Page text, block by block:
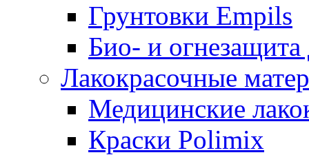
Грунтовки Empils
Био- и
Лакокрасочные
Медицинские
Краски Polimix